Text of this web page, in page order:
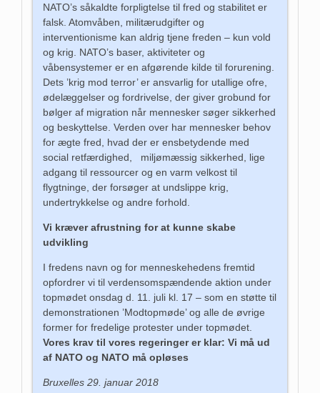
NATO’s såkaldte forpligtelse til fred og stabilitet er
falsk. Atomvåben, militærudgifter og
interventionisme kan aldrig tjene freden – kun vold
og krig. NATO’s baser, aktiviteter og
våbensystemer er en afgørende kilde til forurening.
Dets ’krig mod terror’ er ansvarlig for utallige ofre,
ødelæggelser og fordrivelse, der giver grobund for
bølger af migration når mennesker søger sikkerhed
og beskyttelse. Verden over har mennesker behov
for ægte fred, hvad der er ensbetydende med
social retfærdighed, miljømæssig sikkerhed, lige
adgang til ressourcer og en varm velkost til
flygtninge, der forsøger at undslippe krig,
undertrykkelse og andre forhold.
Vi kræver afrustning for at kunne skabe
udvikling
I fredens navn og for menneskehedens fremtid
opfordrer vi til verdensomspændende aktion under
topmødet onsdag d. 11. juli kl. 17 – som en støtte til
demonstrationen ’Modtopmøde’ og alle de øvrige
former for fredelige protester under topmødet.
Vores krav til vores regeringer er klar: Vi må ud
af NATO og NATO må opløses
Bruxelles 29. januar 2018